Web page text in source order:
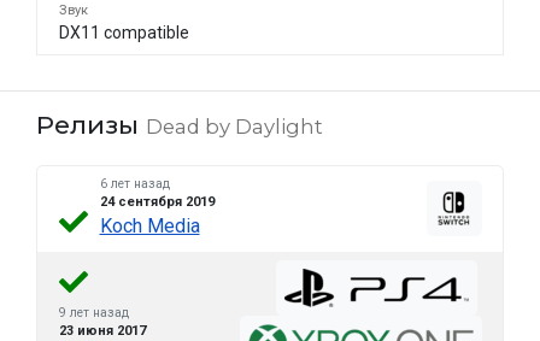
Звук
DX11 compatible
Релизы Dead by Daylight
6 лет назад
24 сентября 2019
Koch Media
9 лет назад
23 июня 2017